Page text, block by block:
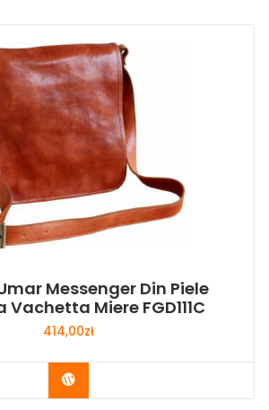
Messenger Din Piele
Miere FGD111C
414,00zł
Buy Now